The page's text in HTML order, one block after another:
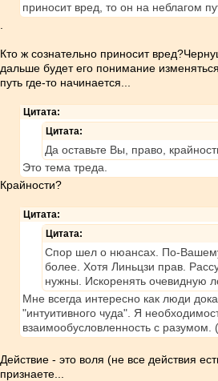
приносит вред, то он на неблагом
Кто ж сознательно приносит
дальше будет его понимание
путь где-то начинается...
Цитата:
Цитата:
Да оставьте Вы, право,
Это тема треда.
Крайности?
Цитата:
Цитата:
Спор шел о нюансах. По-
более. Хотя Линьцзи прав.
нужны. Искоренять очевидную
Мне всегда интересно как люди
"интуитивного чуда". Я
взаимообусловленность с разумом.
Действие - это воля (не все действия
признаете...